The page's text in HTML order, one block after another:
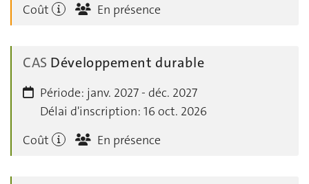
Coût
En présence
CAS Développement durable
Période: janv. 2027 - déc. 2027
Délai d'inscription: 16 oct. 2026
Coût
En présence